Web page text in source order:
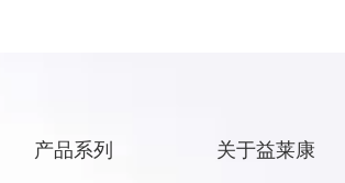
产品系列 关于益莱康